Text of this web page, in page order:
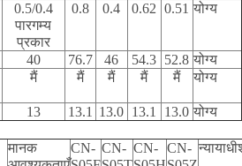
0.5/0.4
पारगम्य
प्रकार
0.8 0.4 0.62 0.51 योग्य
40 76.7 46 54.3 52.8 योग्य
मैं मैं मैं मैं मैं योग्य
13 13.1 13.0 13.1 13.0 योग्य
मानक
CN- CN- CN- CN-